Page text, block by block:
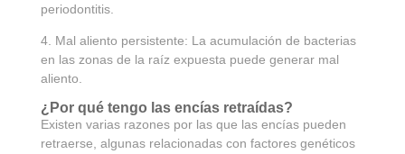
periodontitis.
4. Mal aliento persistente: La acumulación de bacterias
en las zonas de la raíz expuesta puede generar mal
aliento.
¿Por qué tengo las encías retraídas?
Existen varias razones por las que las encías pueden
retraerse, algunas relacionadas con factores genéticos